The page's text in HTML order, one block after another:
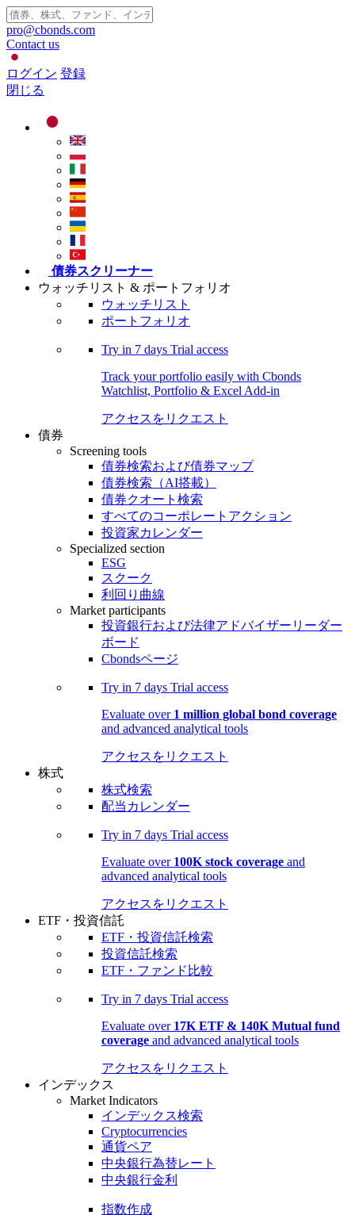
pro@cbonds.com
Contact us
ログイン 登録
閉じる
債券スクリーナー
ウォッチリスト & ポートフォリオ
ウォッチリスト
ポートフォリオ
Try in 7 days Trial access
Track your portfolio easily with Cbonds
Watchlist, Portfolio & Excel Add-in
アクセスをリクエスト
債券
Screening tools
債券検索および債券マップ
債券検索（AI搭載）
債券クオート検索
すべてのコーポレートアクション
投資家カレンダー
Specialized section
ESG
スクーク
利回り曲線
Market participants
投資銀行および法律アドバイザーリーダー
ボード
Cbondsページ
Try in 7 days Trial access
Evaluate over 1 million global bond coverage
and advanced analytical tools
アクセスをリクエスト
株式
株式検索
配当カレンダー
Try in 7 days Trial access
Evaluate over 100K stock coverage and
advanced analytical tools
アクセスをリクエスト
ETF・投資信託
ETF・投資信託検索
投資信託検索
ETF・ファンド比較
Try in 7 days Trial access
Evaluate over 17K ETF & 140K Mutual fund
coverage and advanced analytical tools
アクセスをリクエスト
インデックス
Market Indicators
インデックス検索
Cryptocurrencies
通貨ペア
中央銀行為替レート
中央銀行金利
指数作成